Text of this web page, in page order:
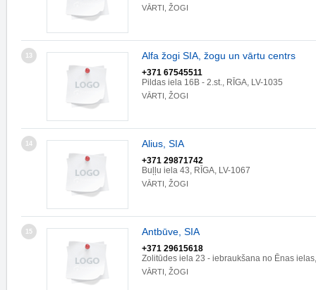
VĀRTI, ŽOGI
13 Alfa žogi SIA, žogu un vārtu centrs
+371 67545511
Pildas iela 16B - 2.st., RĪGA, LV-1035
VĀRTI, ŽOGI
14 Alius, SIA
+371 29871742
Buļļu iela 43, RĪGA, LV-1067
VĀRTI, ŽOGI
15 Antbūve, SIA
+371 29615618
Zolitūdes iela 23 - iebraukšana no Ēnas
VĀRTI, ŽOGI